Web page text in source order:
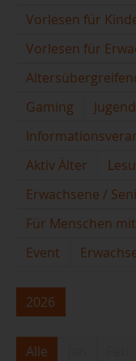
Vorlesen für
Vorlesen für
Gaming
Aktiv Älter
Erwachsene /
Für Menschen
Event
2026
Alle